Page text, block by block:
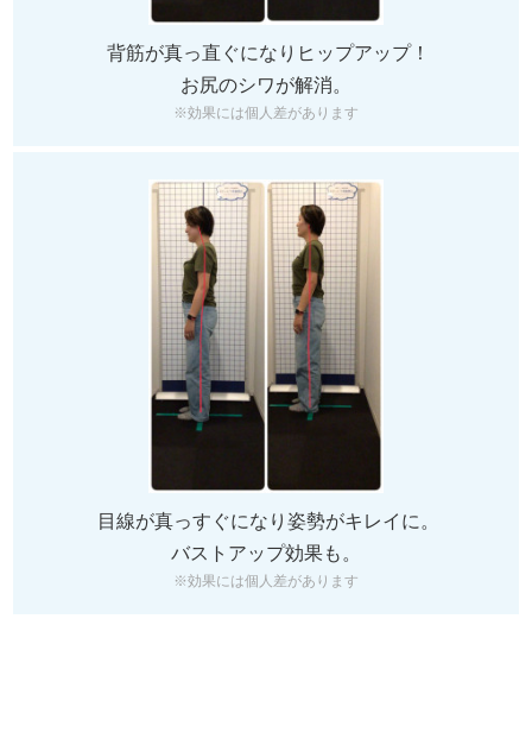
背筋が真っ直ぐになりヒップアップ！
お尻のシワが解消。
※効果には個人差があります
目線が真っすぐになり姿勢がキレイに。
バストアップ効果も。
※効果には個人差があります